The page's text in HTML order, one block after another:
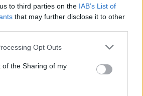
to third parties on the IAB’s List of
that may further disclose it to other
Opt Outs
of the Sharing of my